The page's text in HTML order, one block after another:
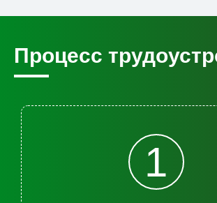
Процесс
1